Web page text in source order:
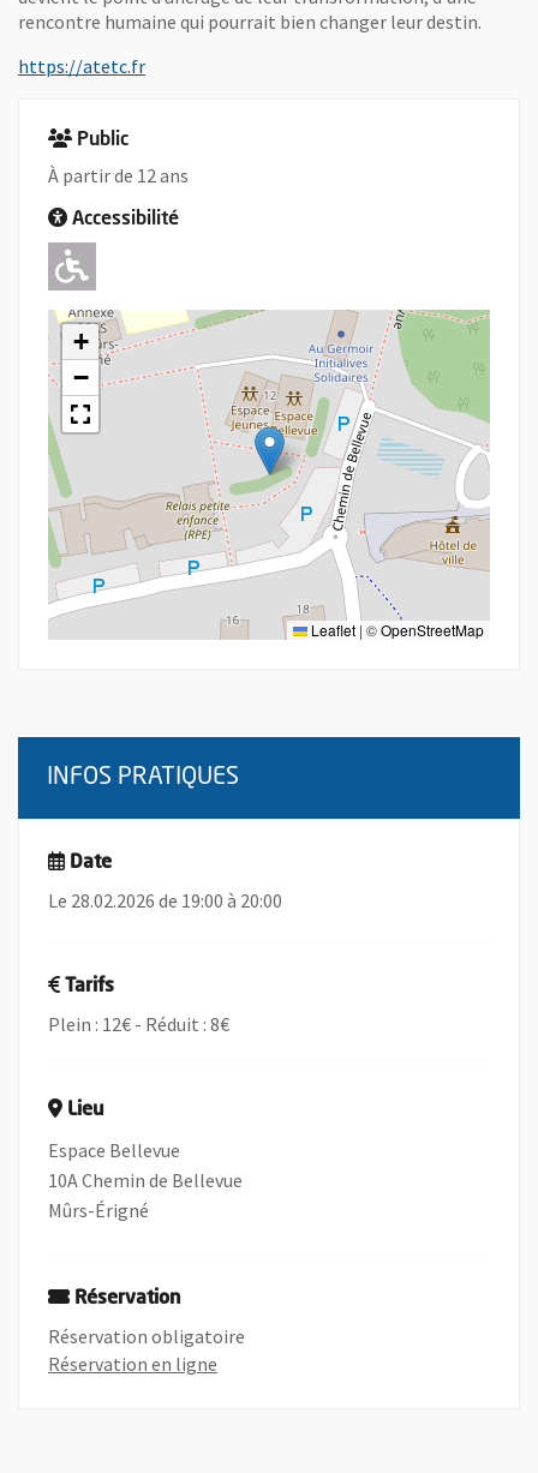
rencontre humaine qui pourrait bien changer leur destin.
https://atetc.fr, Ouvre une nouvelle fenêtre
Public
À partir de 12 ans
Accessibilité
Adapté pour l'handicap Moteur
+
−
Leaflet | ©OpenStreetMap
INFOS PRATIQUES
Date
Le 28.02.2026 de 19:00 à 20:00
Tarifs
Plein : 12€ - Réduit : 8€
Lieu
Espace Bellevue
10A Chemin de Bellevue
Mûrs-Érigné
Réservation
Réservation obligatoire
Réservation en ligne